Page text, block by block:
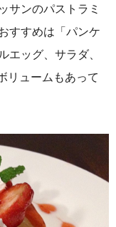
サンのパストラミ
すすめは「パンケ
エッグ、サラダ、
リュームもあって